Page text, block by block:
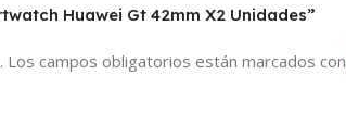
Huawei Gt 42mm X2 Unidades”
Los campos obligatorios están marcados con